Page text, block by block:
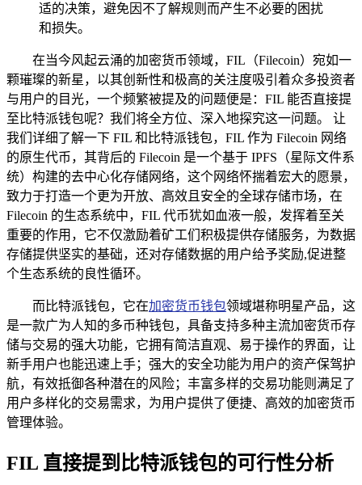
适的决策，避免因不了解规则而产生不必要的困扰
和损失。
在当今风起云涌的加密货币领域，FIL（Filecoin）宛如一
颗璀璨的新星，以其创新性和极高的关注度吸引着众多投资者
与用户的目光，一个频繁被提及的问题便是：FIL 能否直接提
至比特派钱包呢？我们将全方位、深入地探究这一问题。 让
我们详细了解一下 FIL 和比特派钱包，FIL 作为 Filecoin 网络
的原生代币，其背后的 Filecoin 是一个基于 IPFS（星际文件系
统）构建的去中心化存储网络，这个网络怀揣着宏大的愿景，
致力于打造一个更为开放、高效且安全的全球存储市场，在
Filecoin 的生态系统中，FIL 代币犹如血液一般，发挥着至关
重要的作用，它不仅激励着矿工们积极提供存储服务，为数据
存储提供坚实的基础，还对存储数据的用户给予奖励,促进整
个生态系统的良性循环。
而比特派钱包，它在加密货币钱包领域堪称明星产品，这
是一款广为人知的多币种钱包，具备支持多种主流加密货币存
储与交易的强大功能，它拥有简洁直观、易于操作的界面，让
新手用户也能迅速上手；强大的安全功能为用户的资产保驾护
航，有效抵御各种潜在的风险；丰富多样的交易功能则满足了
用户多样化的交易需求，为用户提供了便捷、高效的加密货币
管理体验。
FIL 直接提到比特派钱包的可行性分析